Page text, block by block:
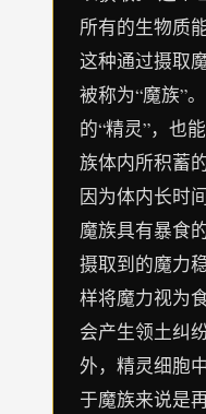
所有的生物质
这种通过摄取
被称为“魔族”
的“精灵”，也
族体内所积蓄
因为体内长时
魔族具有暴食
摄取到的魔力
样将魔力视为
会产生领土纠
外，精灵细胞
于魔族来说是